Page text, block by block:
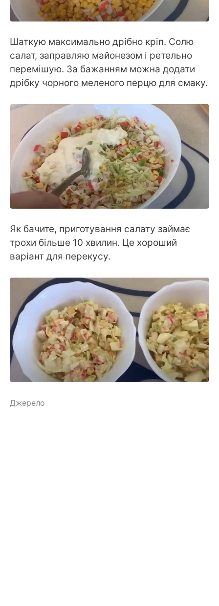
Шаткую максимально дрібно кріп. Солю
салат, заправляю майонезом і ретельно
перемішую. За бажанням можна додати
дрібку чорного меленого перцю для смаку.
Як бачите, приготування салату займає
трохи більше 10 хвилин. Це хороший
варіант для перекусу.
Джерело